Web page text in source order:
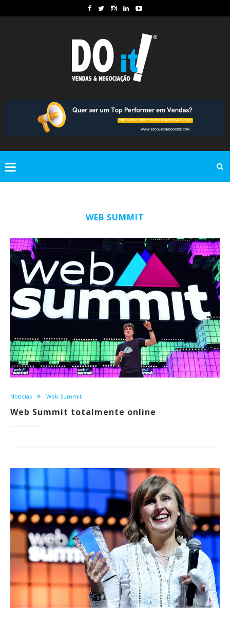
WEB SUMMIT
Notícias Web Summit
Web Summit totalmente online